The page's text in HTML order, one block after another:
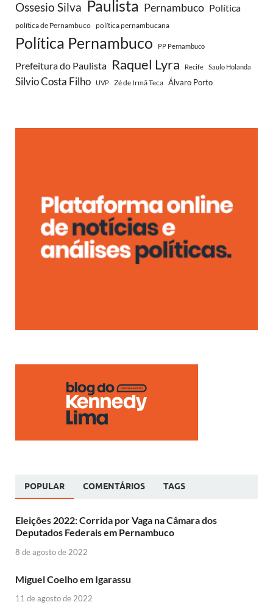
Ossesio Silva Paulista Pernambuco Política
política de Pernambuco política pernambucana
Política Pernambuco PP Pernambuco
Prefeitura do Paulista Raquel Lyra Recife Saulo Holanda
Silvio Costa Filho UVP Zé de Irmã Teca Álvaro Porto
POPULAR COMENTÁRIOS TAGS
Eleições 2022: Corrida por Vaga na Câmara dos
Deputados Federais em Pernambuco
8 de agosto de 2022
Miguel Coelho em Igarassu
11 de agosto de 2022